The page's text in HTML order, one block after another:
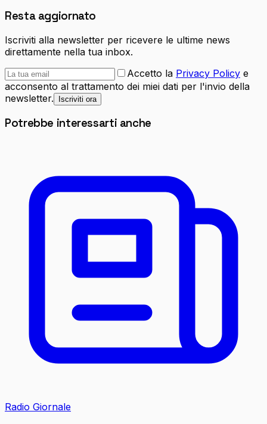
Resta aggiornato
Iscriviti alla newsletter per ricevere le ultime news
direttamente nella tua inbox.
Accetto la Privacy Policy e
acconsento al trattamento dei miei dati per l'invio della
newsletter.
Iscriviti ora
Potrebbe interessarti anche
Radio Giornale